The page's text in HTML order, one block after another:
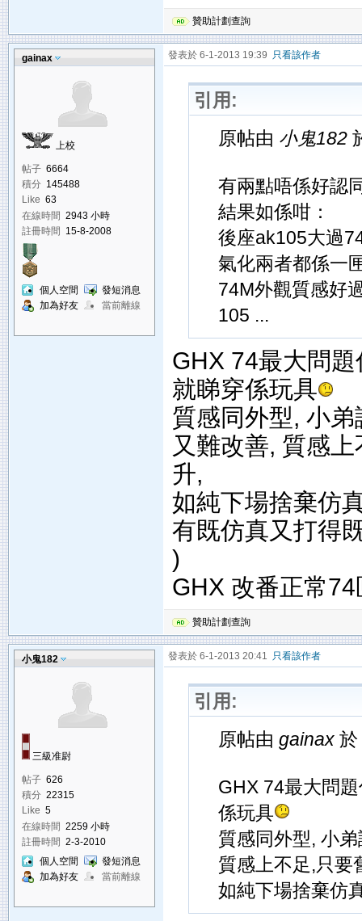
贊助計劃查詢
gainax
上校
帖子 6664
積分 145488
Like 63
在線時間 2943 小時
註冊時間 15-8-2008
個人空間
發短消息
加為好友
當前離線
發表於 6-1-2013 19:39 只看該作者
引用:
原帖由 小鬼182
有兩點唔係好認
結果如係咁：
後座ak105大過
氣化兩者都係一
74M外觀質感好
105 ...
GHX 74最大問
就睇穿係玩具
質感同外型, 小
又難改善, 質感
升,
如純下場捨棄仿
有既仿真又打得
)
GHX 改番正常
贊助計劃查詢
小鬼182
三級准尉
帖子 626
積分 22315
Like 5
在線時間 2259 小時
註冊時間 2-3-2010
個人空間
發短消息
加為好友
當前離線
發表於 6-1-2013 20:41 只看該作者
引用:
原帖由 gainax於
GHX 74最大問
係玩具
質感同外型, 小
質感上不足,只要
如純下場捨棄仿